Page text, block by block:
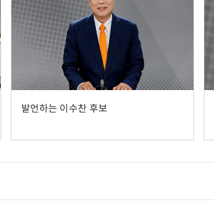
발언하는 이수찬 후보